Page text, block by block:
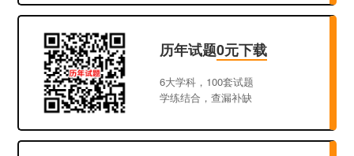
历年试题0元下载
6大学科，100套试题
学练结合，查漏补缺